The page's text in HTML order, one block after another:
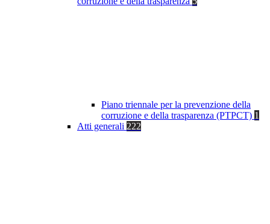
Piano triennale per la prevenzione della
corruzione e della trasparenza (PTPCT) 1
Atti generali 222